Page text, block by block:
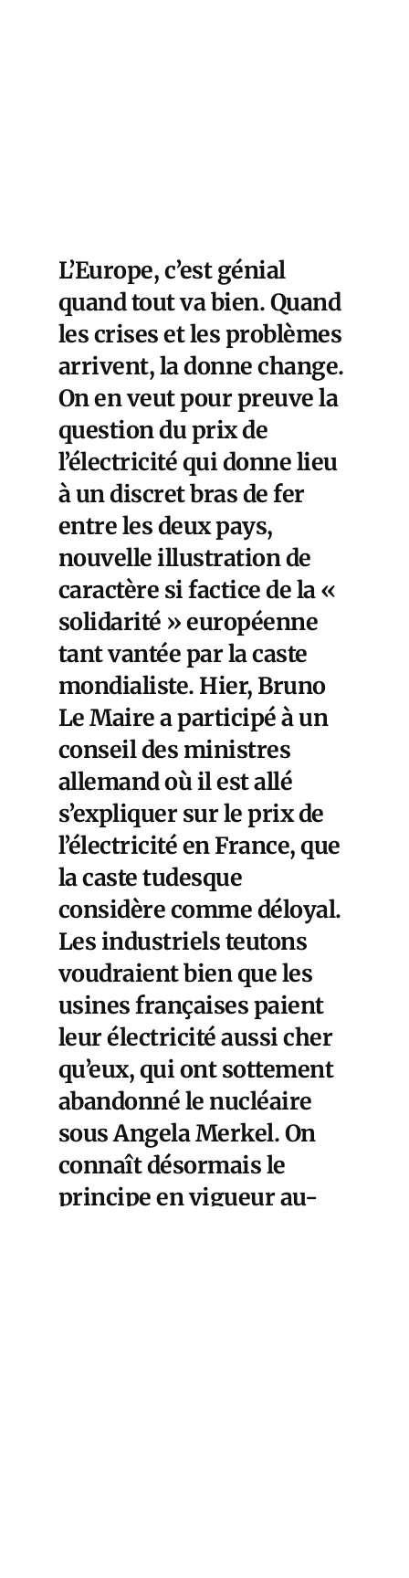
L’Europe, c’est génial
quand tout va bien. Quand
les crises et les problèmes
arrivent, la donne change.
On en veut pour preuve la
question du prix de
l’électricité qui donne lieu
à un discret bras de fer
entre les deux pays,
nouvelle illustration de
caractère si factice de la «
solidarité » européenne
tant vantée par la caste
mondialiste. Hier, Bruno
Le Maire a participé à un
conseil des ministres
allemand où il est allé
s’expliquer sur le prix de
l’électricité en France, que
la caste tudesque
considère comme déloyal.
Les industriels teutons
voudraient bien que les
usines françaises paient
leur électricité aussi cher
qu’eux, qui ont sottement
abandonné le nucléaire
sous Angela Merkel. On
connaît désormais le
principe en vigueur au-